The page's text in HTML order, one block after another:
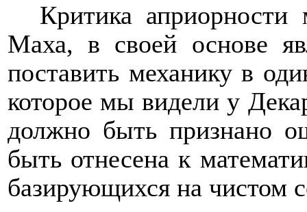
Критика
Маха, в своей основе
поставить механику в
которое мы видели у
должно быть признано
быть отнесена к
базирующихся на чистом